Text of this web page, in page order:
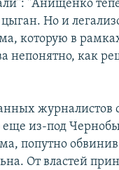
"Анищенко
Но и
которую в
непонятно, как
журналистов
из-под
попутно
От властей